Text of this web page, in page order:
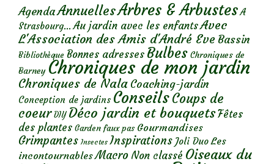
AgendaAnnuellesArbres & Arbustes A
Strasbourg... Au jardin avec les enfantsAvec
L'Association des Amis d'André Eve Bassin
Bibliothèque Bonnes adresses Bulbes Chroniques de
Barney Chroniques de mon jardin
Chroniques de Nala Coaching-jardin
Conception de jardins ConseilsCoups de
coeur DIY Déco jardin et bouquetsFêtes
des plantes Garden faux pas Gourmandises
Grimpantes Insectes Inspirations Joli Duo Les
incontournables Macro Non classé Oiseaux du